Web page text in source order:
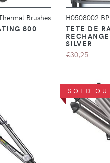
Brushes
800
H0508002.BP
TETE DE
SILVER
€30,25
SOLD